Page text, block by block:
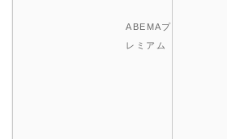
ABEMAプ
レミアム